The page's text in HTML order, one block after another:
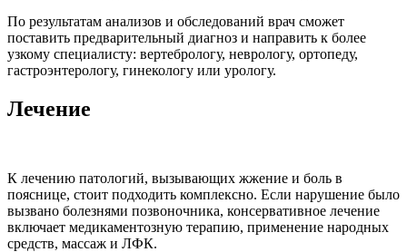
По результатам анализов и обследований врач сможет
поставить предварительный диагноз и направить к более
узкому специалисту: вертебрологу, неврологу, ортопеду,
гастроэнтерологу, гинекологу или урологу.
Лечение
К лечению патологий, вызывающих жжение и боль в
пояснице, стоит подходить комплексно. Если нарушение было
вызвано болезнями позвоночника, консервативное лечение
включает медикаментозную терапию, применение народных
средств, массаж и ЛФК.